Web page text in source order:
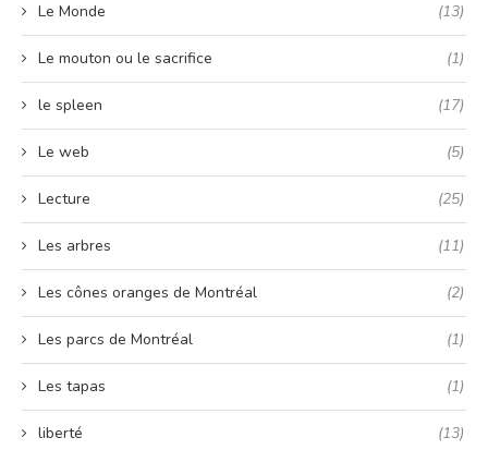
Le Monde (13)
Le mouton ou le sacrifice (1)
le spleen (17)
Le web (5)
Lecture (25)
Les arbres (11)
Les cônes oranges de Montréal (2)
Les parcs de Montréal (1)
Les tapas (1)
liberté (13)